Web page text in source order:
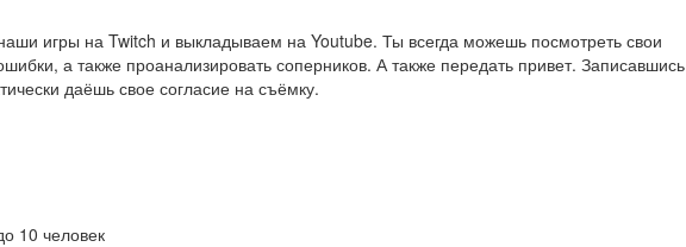
игры на Twitch и выкладываем на Youtube. Ты всегда можешь посмотреть свои
а также проанализировать соперников. А также передать привет. Записавшись
даёшь свое согласие на съёмку.
10 человек